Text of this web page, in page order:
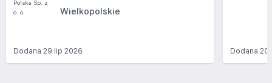
Wielkopolskie
Dodana 29 lip 2026 Dodana20